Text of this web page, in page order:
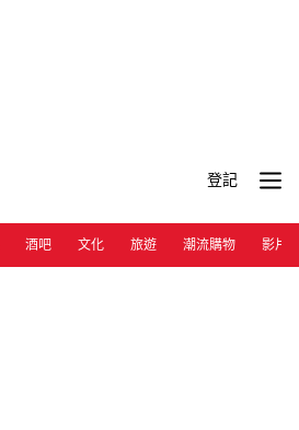
登記
酒吧 文化 旅遊 潮流購物 影片